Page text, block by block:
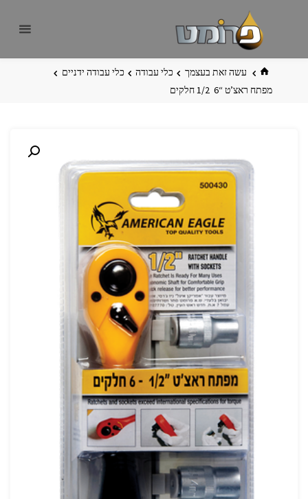
בית עשה זאת בעצמך כלי עבודה
כלי עבודה ידניים
מפתח ראצ’ט “6 ‏ 1/2 חלקים